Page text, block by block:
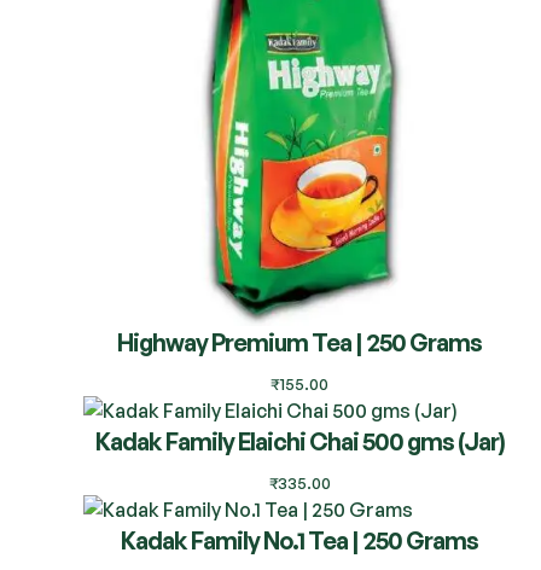
Highway Premium Tea | 250 Grams
₹155.00
Kadak Family Elaichi Chai 500 gms (Jar)
₹335.00
Kadak Family No.1 Tea | 250 Grams